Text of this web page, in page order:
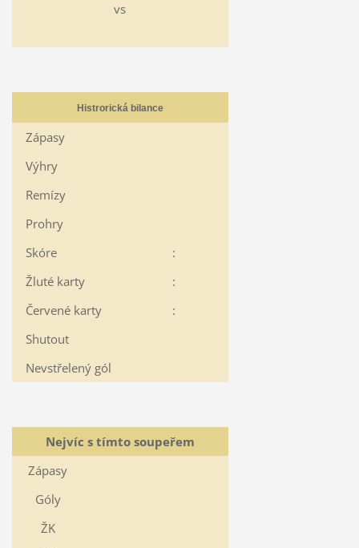
vs
Histrorická bilance
Zápasy
Výhry
Remízy
Prohry
Skóre
:
Žluté karty
:
Červené karty
:
Shutout
Nevstřelený gól
Nejvíc s tímto soupeřem
Zápasy
Góly
ŽK